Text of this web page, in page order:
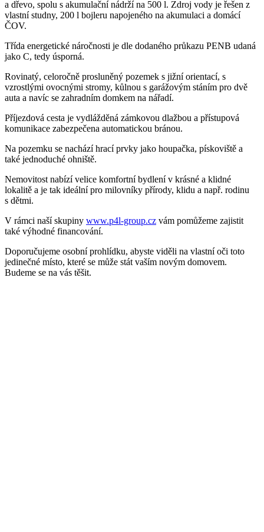
a dřevo, spolu s akumulační nádrží na 500 l. Zdroj vody je řešen z
vlastní studny, 200 l bojleru napojeného na akumulaci a domácí
ČOV.
Třída energetické náročnosti je dle dodaného průkazu PENB udaná
jako C, tedy úsporná.
Rovinatý, celoročně prosluněný pozemek s jižní orientací, s
vzrostlými ovocnými stromy, kůlnou s garážovým stáním pro dvě
auta a navíc se zahradním domkem na nářadí.
Příjezdová cesta je vydlážděná zámkovou dlažbou a přístupová
komunikace zabezpečena automatickou bránou.
Na pozemku se nachází hrací prvky jako houpačka, pískoviště a
také jednoduché ohniště.
Nemovitost nabízí velice komfortní bydlení v krásné a klidné
lokalitě a je tak ideální pro milovníky přírody, klidu a např. rodinu
s dětmi.
V rámci naší skupiny www.p4l-group.cz vám pomůžeme zajistit
také výhodné financování.
Doporučujeme osobní prohlídku, abyste viděli na vlastní oči toto
jedinečné místo, které se může stát vaším novým domovem.
Budeme se na vás těšit.